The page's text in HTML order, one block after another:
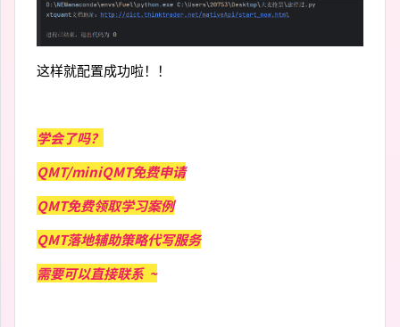
这样就配置成功啦！！
学会了吗？
QMT/miniQMT免费申请
QMT免费领取学习案例
QMT落地辅助策略代写服务
需要可以直接联系 ~